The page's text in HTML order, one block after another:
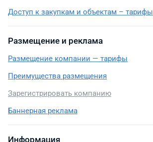
Доступ к закупкам и объектам – тарифы
Размещение и реклама
Размещение компании — тарифы
Преимущества размещения
Зарегистрировать компанию
Баннерная реклама
Информация